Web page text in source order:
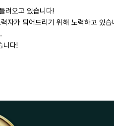
려오고 있습니다!
자가 되어드리기 위해 노력하고 있습
니다!